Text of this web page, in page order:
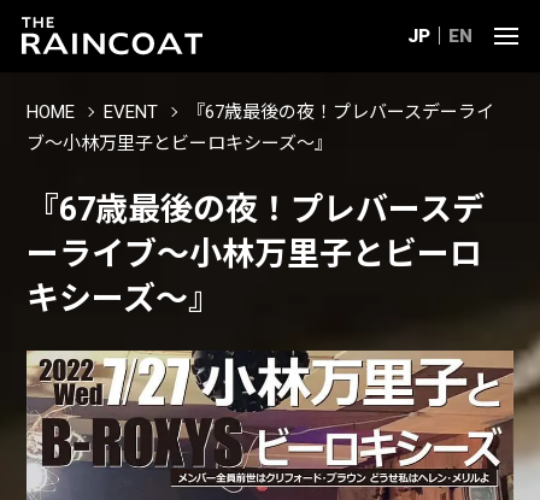
JP EN
HOME EVENT
『67歳最後の夜！プレバースデーライ
ブ〜小林万里子とビーロキシーズ〜』
『67歳最後の夜！プレバースデ
ーライブ〜小林万里子とビーロ
キシーズ〜』